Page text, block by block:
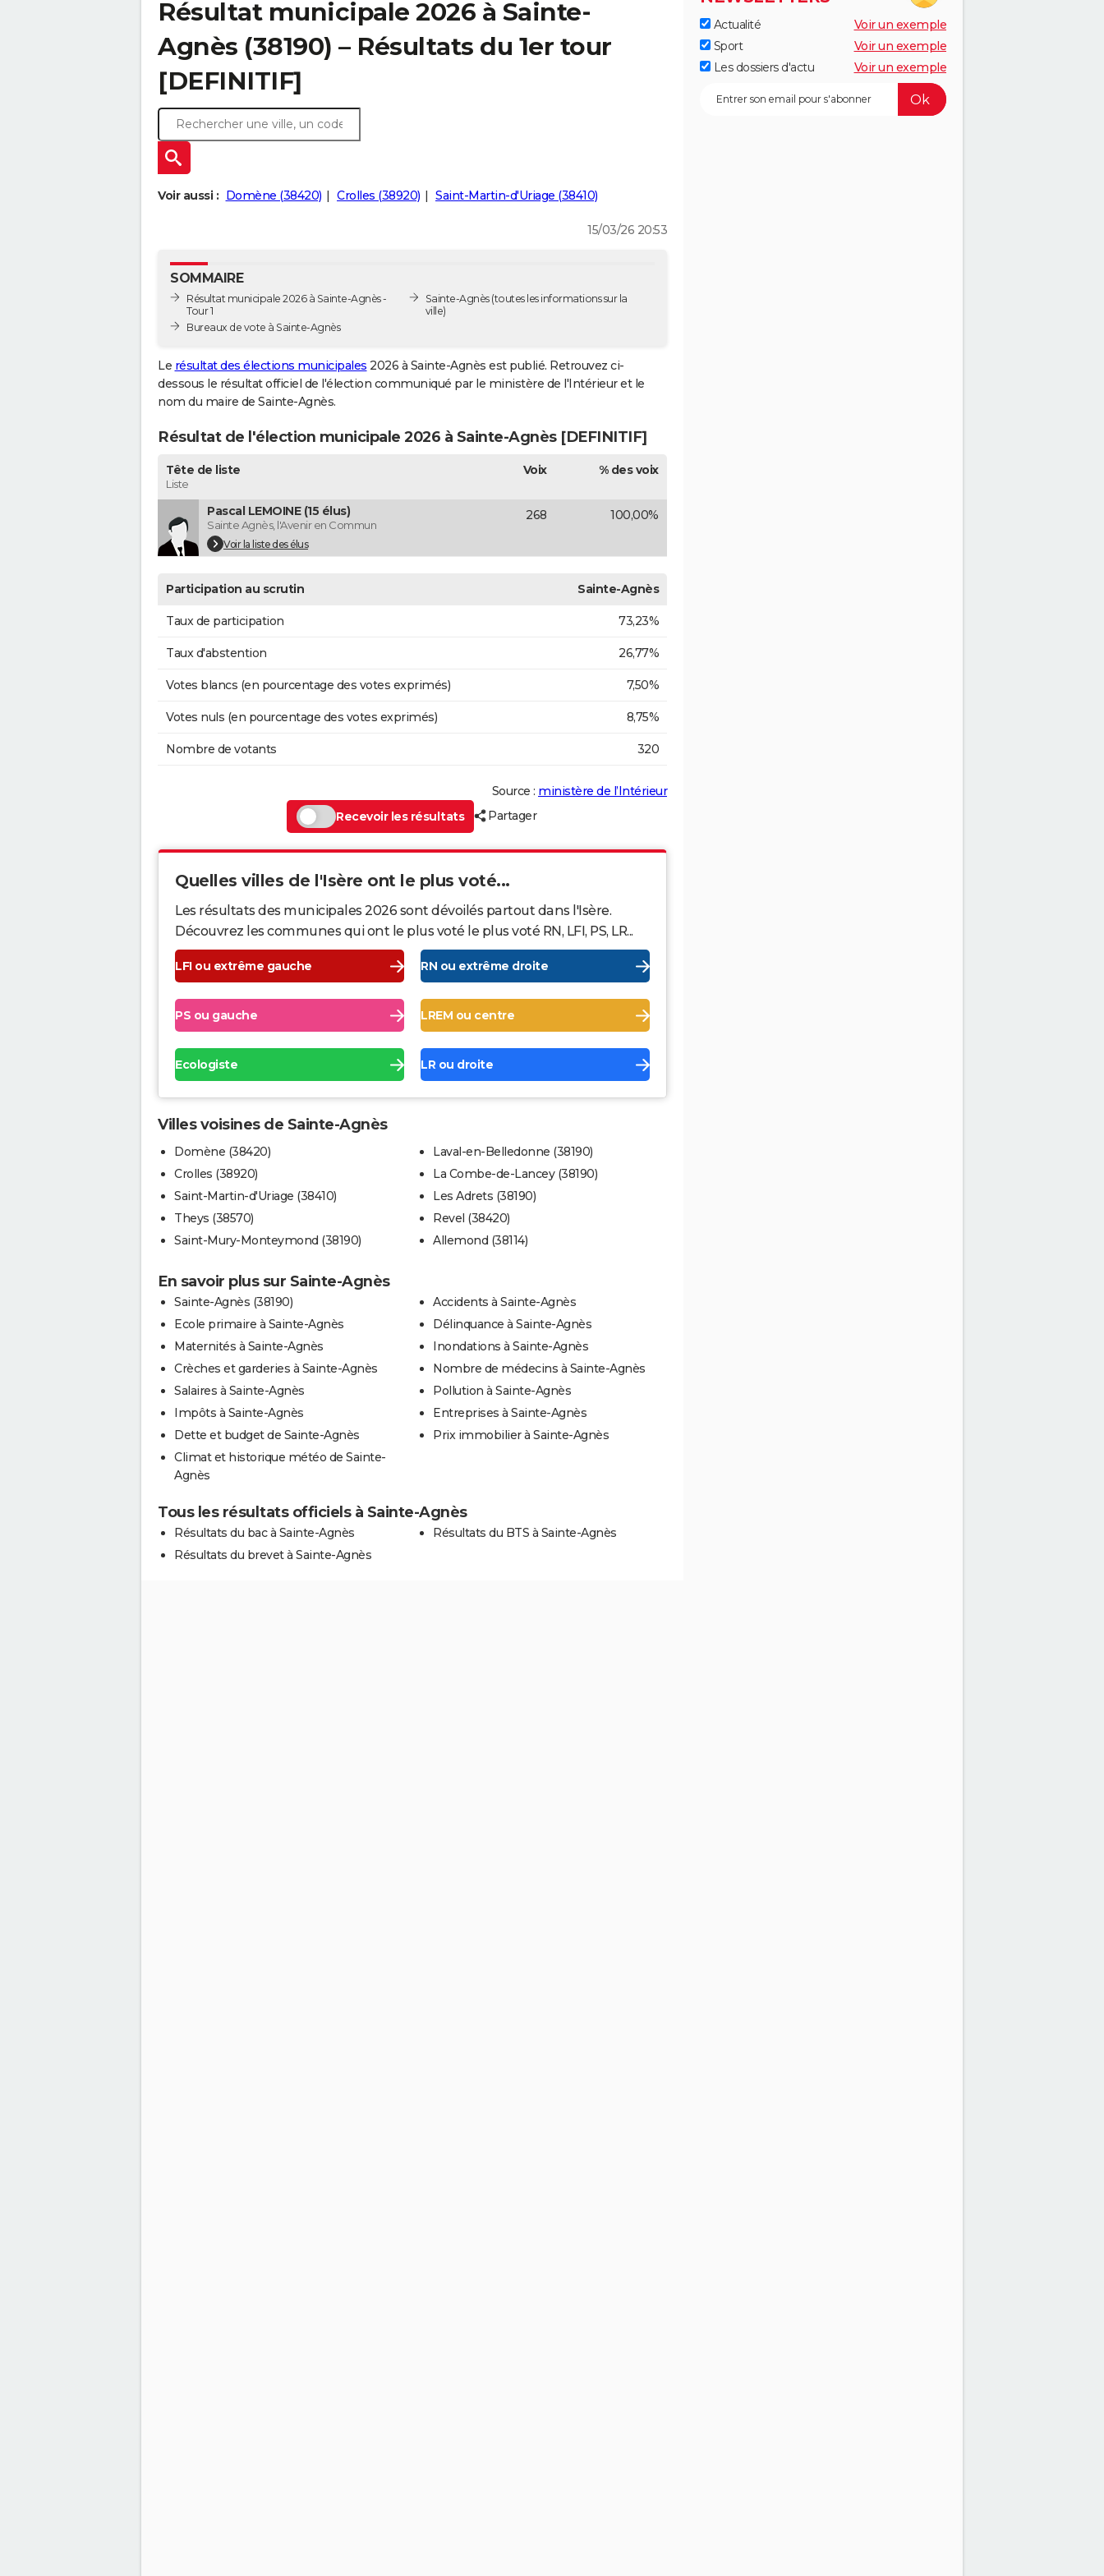
Résultat municipale 2026 à Sainte-
Agnès (38190) – Résultats du 1er tour
[DEFINITIF]
Voir aussi : Domène (38420) Crolles (38920) Saint-Martin-d'Uriage (38410)
15/03/26 20:53
SOMMAIRE
Résultat municipale 2026 à Sainte-Agnès -
Tour 1
Bureaux de vote à Sainte-Agnès
Sainte-Agnès(toutes les informations sur la
ville)
Le résultat des élections municipales 2026 à Sainte-Agnès est publié. Retrouvez ci-
dessous le résultat officiel de l'élection communiqué par le ministère de l'Intérieur et le
nom du maire de Sainte-Agnès.
Résultat de l'élection municipale 2026 à Sainte-Agnès [DEFINITIF]
Tête de liste
Liste
Voix % des voix
Pascal LEMOINE (15 élus)
Sainte Agnès, l'Avenir en Commun
Voir la liste des élus
268 100,00%
Participation au scrutin Sainte-Agnès
Taux de participation 73,23%
Taux d'abstention 26,77%
Votes blancs (en pourcentage des votes exprimés) 7,50%
Votes nuls (en pourcentage des votes exprimés) 8,75%
Nombre de votants 320
Source : ministère de l’Intérieur
Recevoir les résultats
Partager
Quelles villes de l'Isère ont le plus voté...
Les résultats des municipales 2026 sont dévoilés partout dans l'Isère.
Découvrez les communes qui ont le plus voté le plus voté RN, LFI, PS, LR...
LFI ou extrême gauche RN ou extrême droite
PS ou gauche LREM ou centre
Ecologiste LR ou droite
Villes voisines de Sainte-Agnès
Domène (38420)
Crolles (38920)
Saint-Martin-d'Uriage (38410)
Theys (38570)
Saint-Mury-Monteymond (38190)
Laval-en-Belledonne (38190)
La Combe-de-Lancey (38190)
Les Adrets (38190)
Revel (38420)
Allemond (38114)
En savoir plus sur Sainte-Agnès
Sainte-Agnès (38190)
Ecole primaire à Sainte-Agnès
Maternités à Sainte-Agnès
Crèches et garderies à Sainte-Agnès
Salaires à Sainte-Agnès
Impôts à Sainte-Agnès
Dette et budget de Sainte-Agnès
Climat et historique météo de Sainte-
Agnès
Accidents à Sainte-Agnès
Délinquance à Sainte-Agnès
Inondations à Sainte-Agnès
Nombre de médecins à Sainte-Agnès
Pollution à Sainte-Agnès
Entreprises à Sainte-Agnès
Prix immobilier à Sainte-Agnès
Tous les résultats officiels à Sainte-Agnès
Résultats du bac à Sainte-Agnès
Résultats du brevet à Sainte-Agnès
Résultats du BTS à Sainte-Agnès
Actualité
Voir un exemple
Sport
Voir un exemple
Les dossiers d'actu
Voir un exemple